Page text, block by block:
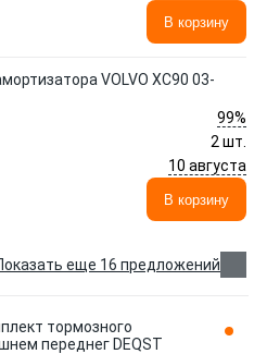
В корзину
VOLVO XC90 03-
99%
2 шт.
10 августа
В корзину
еще 16 предложений
тормозного
переднег DEQST